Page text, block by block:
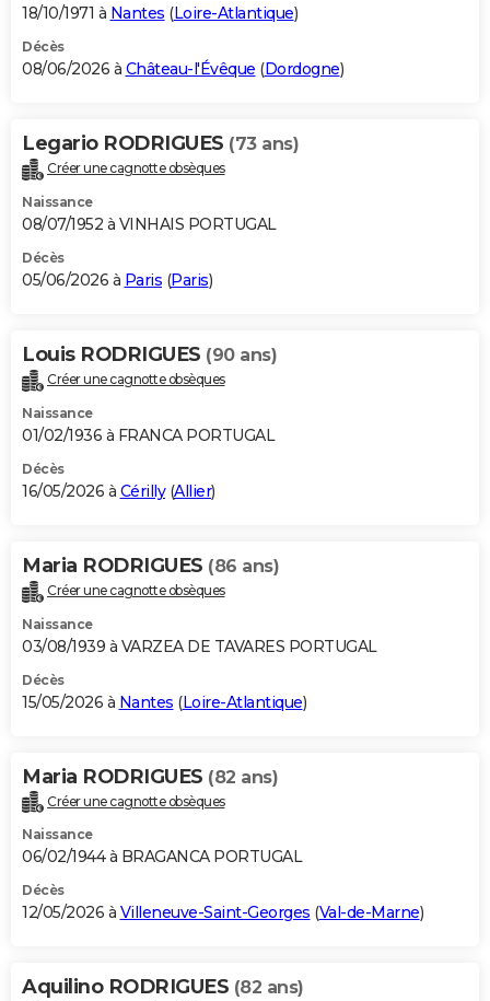
18/10/1971 à Nantes (Loire-Atlantique)
Décès
08/06/2026 à Château-l'Évêque (Dordogne)
Legario RODRIGUES (73 ans)
Créer une cagnotte obsèques
Naissance
08/07/1952 à VINHAIS PORTUGAL
Décès
05/06/2026 à Paris (Paris)
Louis RODRIGUES (90 ans)
Créer une cagnotte obsèques
Naissance
01/02/1936 à FRANCA PORTUGAL
Décès
16/05/2026 à Cérilly(Allier)
Maria RODRIGUES (86 ans)
Créer une cagnotte obsèques
Naissance
03/08/1939 à VARZEA DE TAVARES PORTUGAL
Décès
15/05/2026 à Nantes (Loire-Atlantique)
Maria RODRIGUES (82 ans)
Créer une cagnotte obsèques
Naissance
06/02/1944 à BRAGANCA PORTUGAL
Décès
12/05/2026 à Villeneuve-Saint-Georges (Val-de-Marne)
Aquilino RODRIGUES (82 ans)